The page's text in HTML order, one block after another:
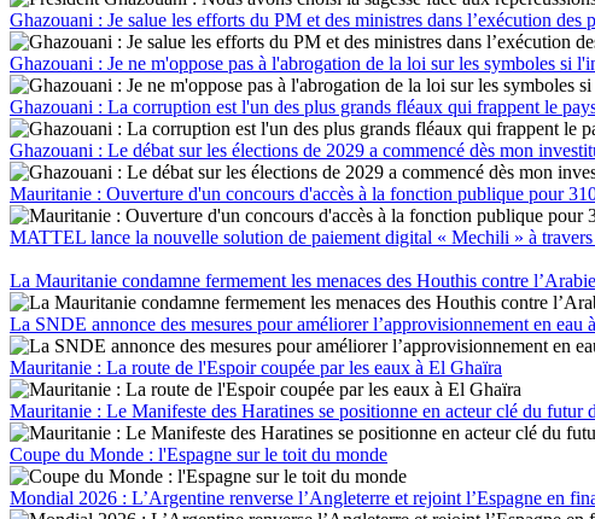
Ghazouani : Je salue les efforts du PM et des ministres dans l’exécution des
Ghazouani : Je ne m'oppose pas à l'abrogation de la loi sur les symboles si
Ghazouani : La corruption est l'un des plus grands fléaux qui frappent le
Ghazouani : Le débat sur les élections de 2029 a commencé dès mon
Mauritanie : Ouverture d'un concours d'accès à la fonction publique pour
MATTEL lance la nouvelle solution de paiement digital « Mechili » à
La Mauritanie condamne fermement les menaces des Houthis contre
La SNDE annonce des mesures pour améliorer l’approvisionnement en eau
Mauritanie : La route de l'Espoir coupée par les eaux à El Ghaïra
Mauritanie : Le Manifeste des Haratines se positionne en acteur clé du futur
Coupe du Monde : l'Espagne sur le toit du monde
Mondial 2026 : L’Argentine renverse l’Angleterre et rejoint l’Espagne en